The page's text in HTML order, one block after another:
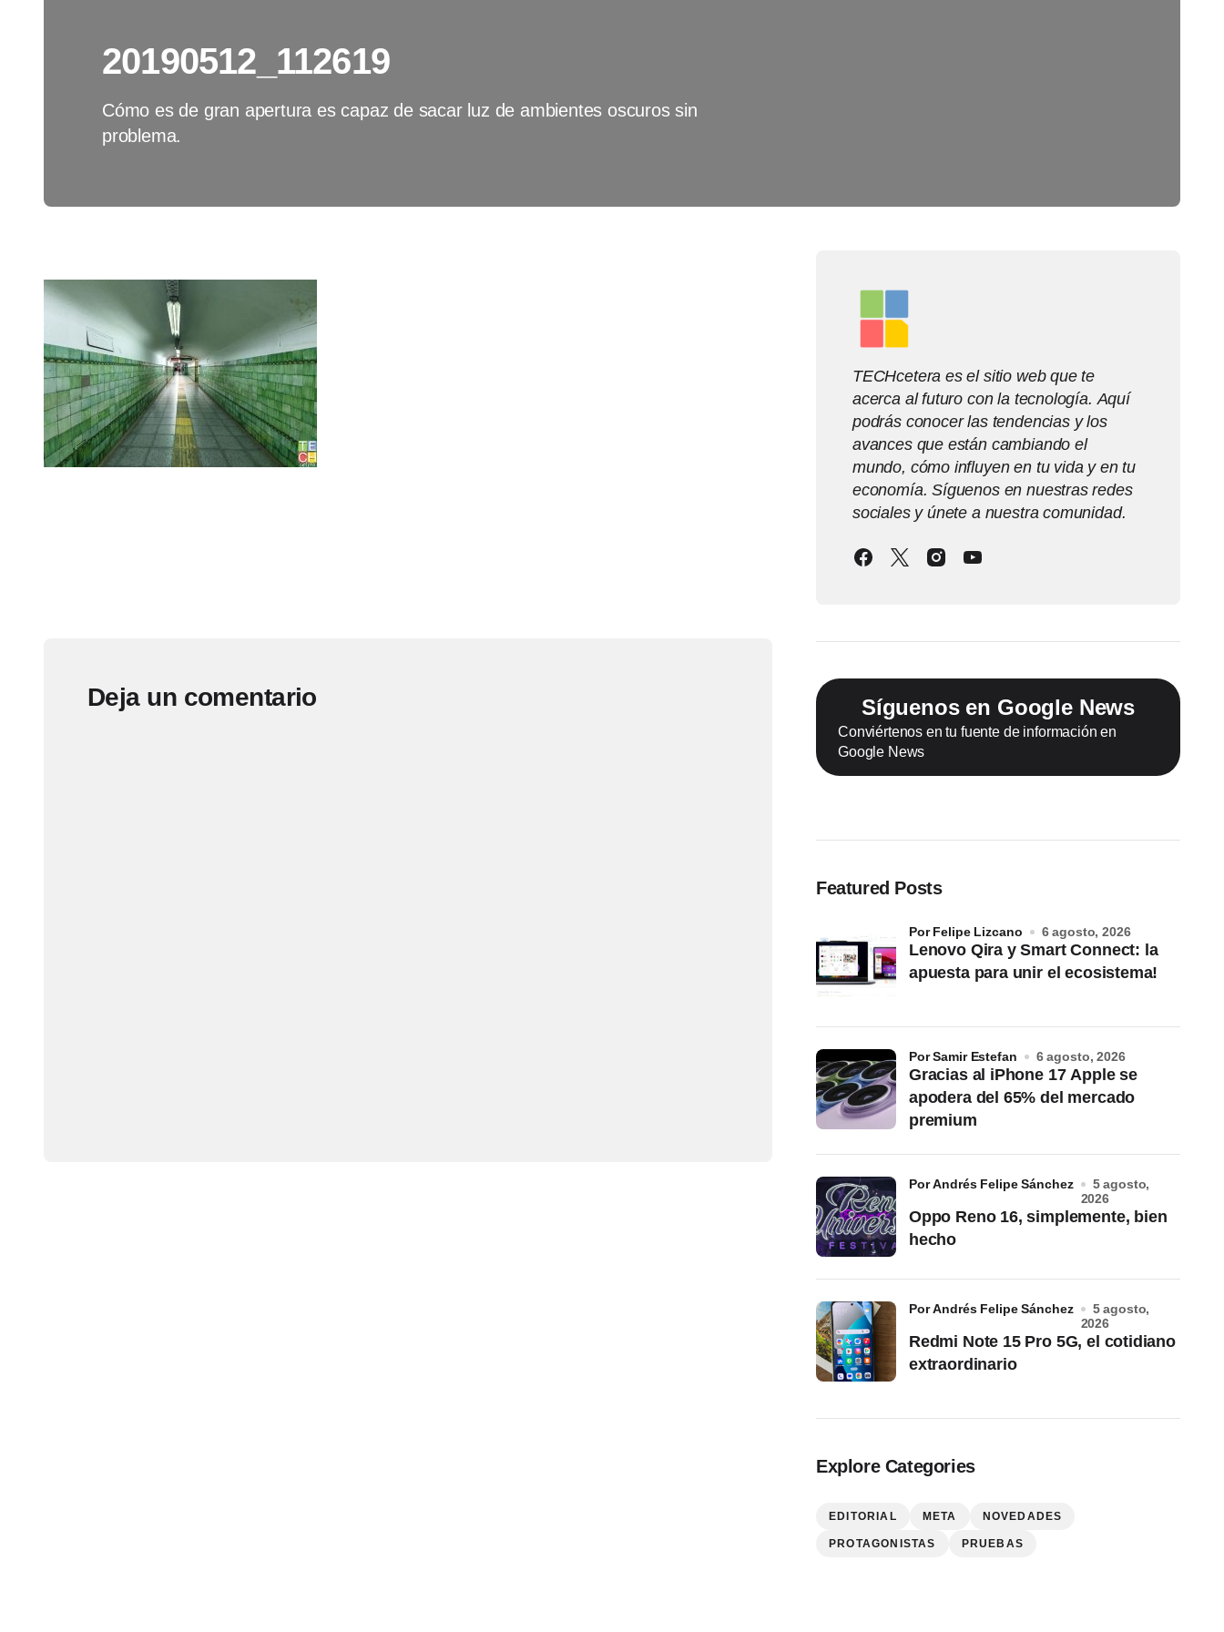
20190512_112619
Cómo es de gran apertura es capaz de sacar luz de ambientes oscuros sin
problema.
Deja un comentario
TECHcetera es el sitio web que te
acerca al futuro con la tecnología. Aquí
podrás conocer las tendencias y los
avances que están cambiando el
mundo, cómo influyen en tu vida y en tu
economía. Síguenos en nuestras redes
sociales y únete a nuestra comunidad.
Síguenos en Google News
Conviértenos en tu fuente de información en
Google News
Featured Posts
Lenovo Qira y Smart Connect: la
apuesta para unir el ecosistema!
por Felipe Lizcano 6 agosto, 2026
Gracias al iPhone 17 Apple se
apodera del 65% del mercado
premium
por Samir Estefan 6 agosto, 2026
Oppo Reno 16, simplemente, bien
hecho
por Andrés Felipe Sánchez
5 agosto,
2026
Redmi Note 15 Pro 5G, el cotidiano
extraordinario
por Andrés Felipe Sánchez
5 agosto,
2026
Explore Categories
EDITORIAL META NOVEDADES
PROTAGONISTAS PRUEBAS